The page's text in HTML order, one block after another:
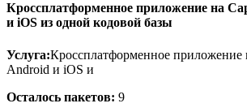
Кроссплатформенное приложение на
и iOS из одной кодовой базы
Услуга:Кроссплатформенное
Android и iOS и
Осталось пакетов: 9